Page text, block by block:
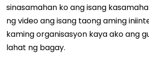
sinasamahan ko ang isang
ng video ang isang taong aming
kaming organisasyon kaya ako ang
lahat ng bagay.